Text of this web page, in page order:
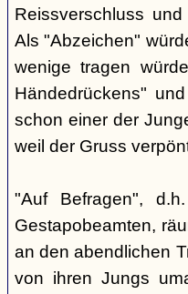
Reissverschluss
Als "Abzeichen"
wenige tragen
Händedrückens"
schon einer der
weil der Gruss
"Auf Befragen",
Gestapobeamten,
an den abendlichen
von ihren Jungs